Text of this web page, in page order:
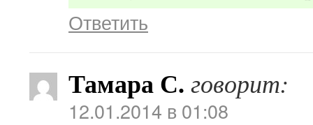
Ответить
Тамара С. говорит:
12.01.2014 в 01:08